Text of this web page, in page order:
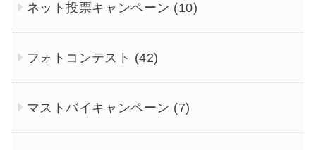
ネット投票キャンペーン (10)
フォトコンテスト (42)
マストバイキャンペーン (7)